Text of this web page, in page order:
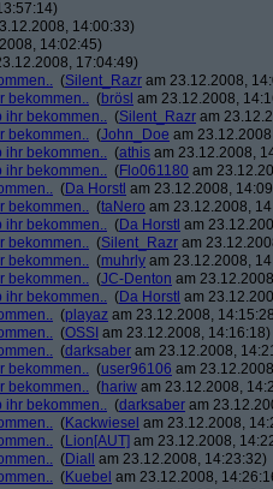
14:00:33)
14:02:45)
17:04:49)
(Silent_Razr am 23.12.2008,
bekommen.. (brösl am 23.12.2008,
ihr bekommen.. (Silent_Razr am
bekommen.. (John_Doe am
ihr bekommen.. (athis am 23.12.2008,
ihr bekommen.. (Flo061180 am
(Da Horstl am 23.12.2008,
bekommen.. (taNero am 23.12.2008,
ihr bekommen.. (Da Horstl am
bekommen.. (Silent_Razr am
bekommen.. (muhrly am 23.12.2008,
bekommen.. (JC-Denton am
ihr bekommen.. (Da Horstl am
(playaz am 23.12.2008,
(OSSI am 23.12.2008, 14:16:18)
(darksaber am 23.12.2008,
bekommen.. (user96106 am
bekommen.. (hariw am 23.12.2008,
ihr bekommen.. (darksaber am
(Kackwiesel am 23.12.2008,
(Lion[AUT] am 23.12.2008,
(Diall
am 23.12.2008, 14:23:32)
(Kuebel am 23.12.2008,